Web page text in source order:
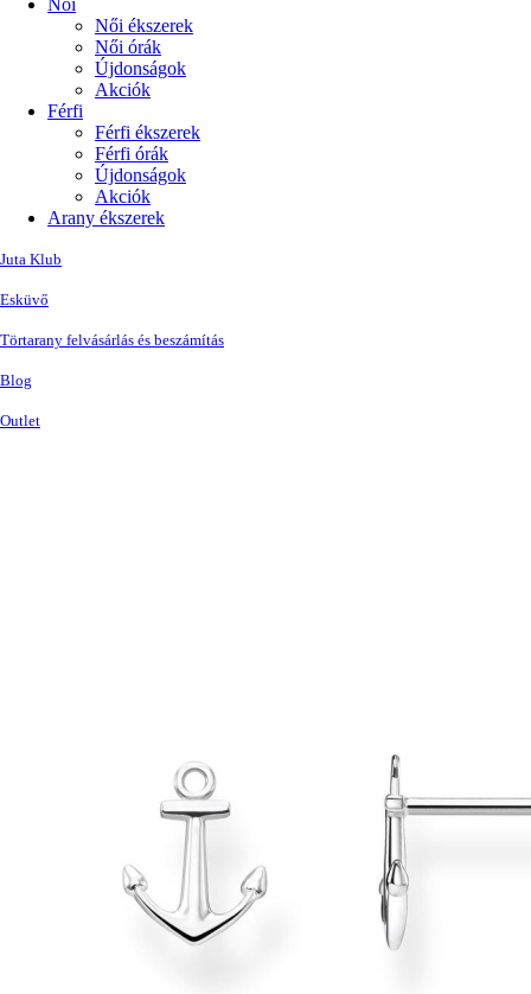
Női
Női ékszerek
Női órák
Újdonságok
Akciók
Férfi
Férfi ékszerek
Férfi órák
Újdonságok
Akciók
Arany ékszerek
Juta Klub
Esküvő
Törtarany felvásárlás és beszámítás
Blog
Outlet